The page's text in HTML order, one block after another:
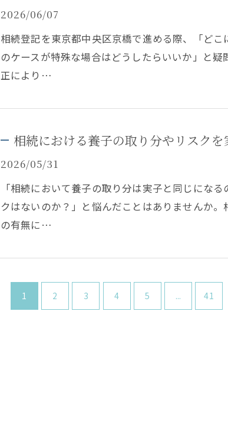
2026/06/07
相続登記を東京都中央区京橋で進める際、「ど
のケースが特殊な場合はどうしたらいいか」と
正により…
相続における養子の取り分やリスク
2026/05/31
「相続において養子の取り分は実子と同じにな
クはないのか？」と悩んだことはありませんか
の有無に…
1 2 3 4 5 ... 41